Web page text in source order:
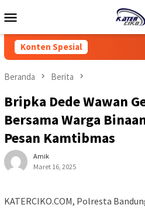
ke
Mobile
Konten Spesial
Beranda Berita
Bripka Dede Wawan
Bersama Warga
Pesan Kamtibmas
Amik
Maret 16, 2025
KATERCIKO.COM, Polresta